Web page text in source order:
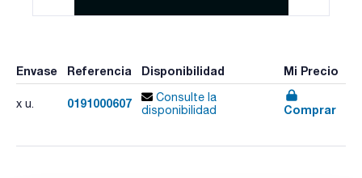
Envase Referencia Disponibilidad Mi Precio
x u. 0191000607
Consulte la
disponibilidad
Comprar